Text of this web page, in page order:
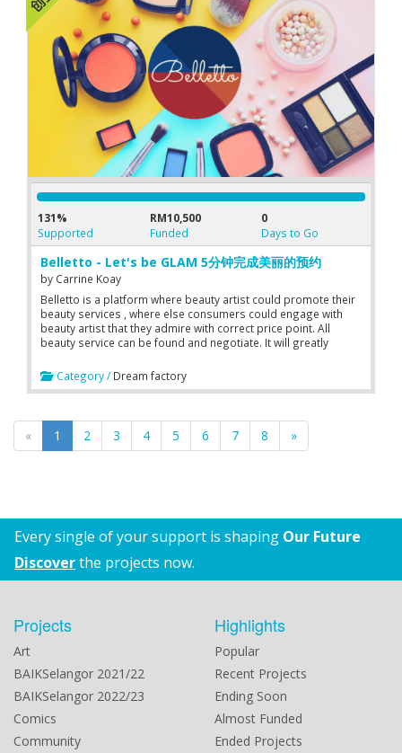
131%
Supported
RM10,500
Funded
0
Days to Go
Belletto - Let's be GLAM 5分钟完成美丽的预约
by Carrine Koay
Belletto is a platform where beauty artist could promote their
beauty services , where else consumers could engage with
beauty artist that they admire with correct price point. All
beauty service can be found and negotiate. It will greatly
beauty artist nor consumers.
Category / Dream factory
« 1 2 3 4 5 6 7 8 »
Every single of your support is shaping Our Future
Discoverthe projects now.
Projects
Art
BAIKSelangor 2021/22
BAIKSelangor 2022/23
Comics
Community
Highlights
Popular
Recent Projects
Ending Soon
Almost Funded
Ended Projects